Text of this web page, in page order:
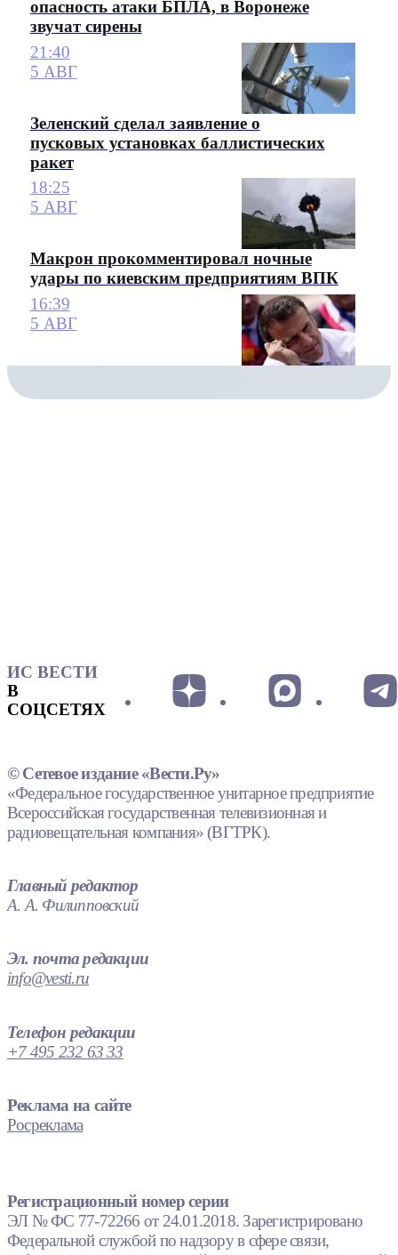
опасность атаки БПЛА, в Воронеже
звучат сирены
21:40
5 АВГ
Зеленский сделал заявление о
пусковых установках баллистических
ракет
18:25
5 АВГ
Макрон прокомментировал ночные
удары по киевским предприятиям ВПК
16:39
5 АВГ
ИС ВЕСТИ
В
СОЦСЕТЯХ
© Сетевое издание «Вести.Ру»
«Федеральное государственное унитарное предприятие
Всероссийская государственная телевизионная и
радиовещательная компания» (ВГТРК).
Главный редактор
А. А. Филипповский
Эл. почта редакции
info@vesti.ru
Телефон редакции
+7 495 232 63 33
Реклама на сайте
Росреклама
Регистрационный номер серии
ЭЛ № ФС 77-72266 от 24.01.2018. Зарегистрировано
Федеральной службой по надзору в сфере связи,